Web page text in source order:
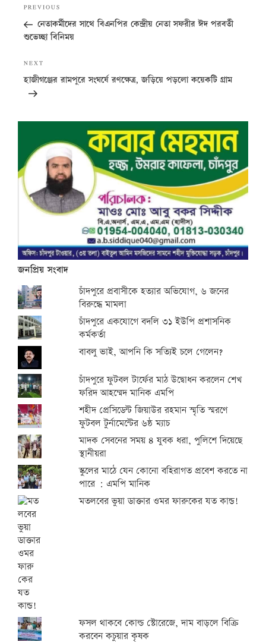
navigation
Previous
Post
PREVIOUS
নেতাকর্মীদের সাথে বিএনপির কেন্দ্রীয় নেতা সফরীর ঈদ পরবর্তী
শুভেচ্ছা বিনিময়
Next
Post
NEXT
হাজীগঞ্জের রামপুরে সংঘর্ষে রণক্ষেত্র, জড়িয়ে পড়লো কয়েকটি গ্রাম
জনপ্রিয় সংবাদ
চাঁদপুরে প্রবাসীকে হত্যার অভিযোগ, ৬ জনের
বিরুদ্ধে মামলা
চাঁদপুরে একযোগে বদলি ৩১ ইউপি প্রশাসনিক
কর্মকর্তা
বাবলু ভাই, আপনি কি সত্যিই চলে গেলেন?
চাঁদপুরে ফুটবল টার্ফের মাঠ উদ্বোধন করলেন শেখ
ফরিদ আহম্মেদ মানিক এমপি
শহীদ প্রেসিডেন্ট জিয়াউর রহমান স্মৃতি স্মরণে
ফুটবল টুর্নামেন্টের ৬ষ্ঠ ম্যাচ
মাদক সেবনের সময় ৪ যুবক ধরা, পুলিশে দিয়েছে
স্থানীয়রা
স্কুলের মাঠে যেন কোনো বহিরাগত প্রবেশ করতে না
পারে : এমপি মানিক
মতলবের ভুয়া ডাক্তার ওমর ফারুকের যত কান্ড!
ফসল থাকবে কোল্ড স্টোরেজে, দাম বাড়লে বিক্রি
করবেন কচুয়ার কৃষক